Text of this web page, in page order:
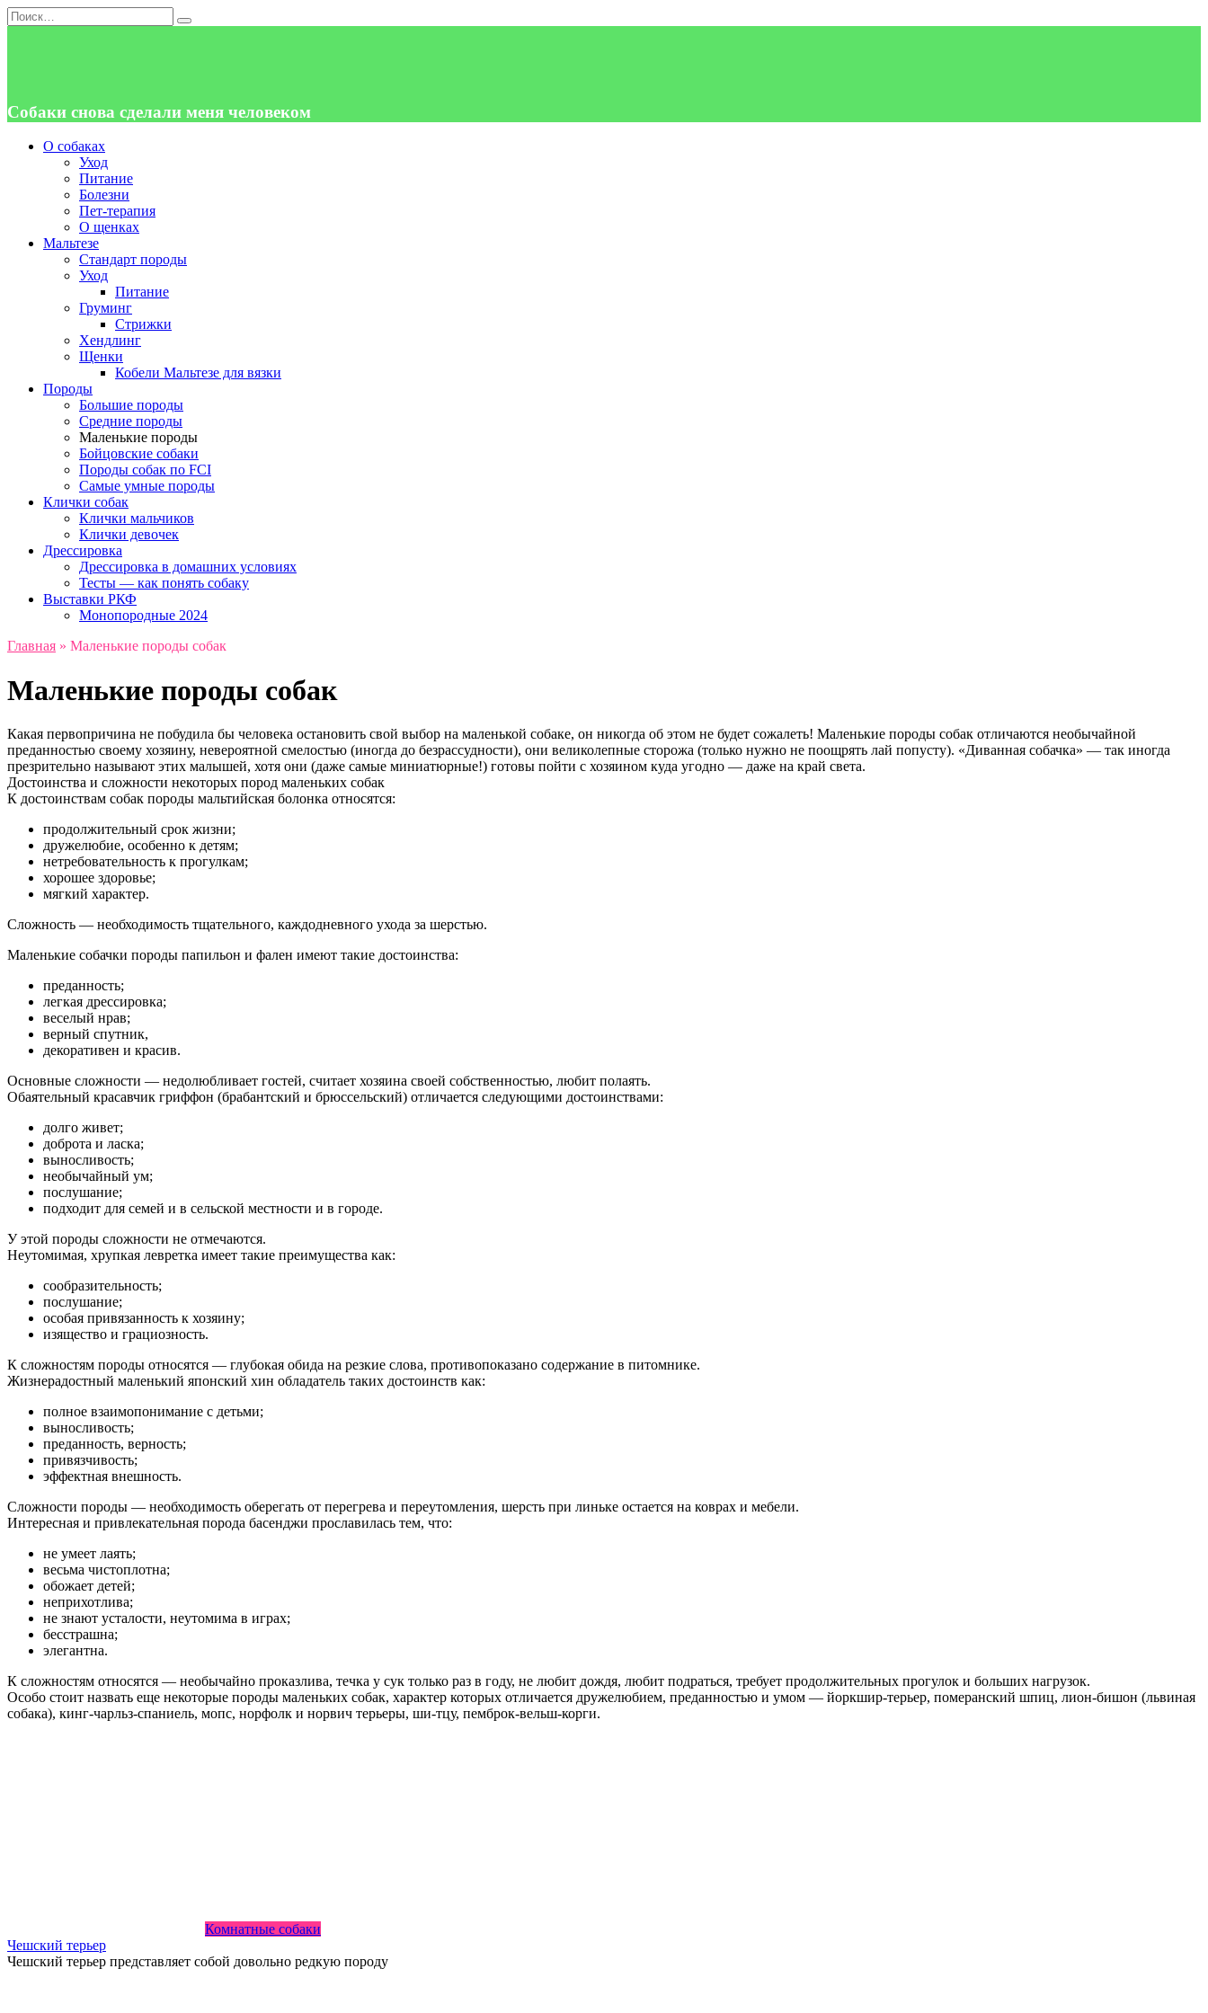
Перейти
к
Search
for:
Собаки снова сделали меня человеком
О собаках
Уход
Питание
Болезни
Пет-терапия
О щенках
Мальтезе
Стандарт породы
Уход
Питание
Груминг
Стрижки
Хендлинг
Щенки
Кобели Мальтезе для вязки
Породы
Большие породы
Средние породы
Маленькие породы
Бойцовские собаки
Породы собак по FCI
Самые умные породы
Клички собак
Клички мальчиков
Клички девочек
Дрессировка
Дрессировка в домашних условиях
Тесты — как понять собаку
Выставки РКФ
Монопородные 2024
Главная » Маленькие породы собак
Маленькие породы собак
Какая первопричина не побудила бы человека остановить свой выбор на маленькой собаке, он никогда об этом не будет сожалеть! Маленькие породы собак отличаются необычайной
преданностью своему хозяину, невероятной смелостью (иногда до безрассудности), они великолепные сторожа (только нужно не поощрять лай попусту). «Диванная собачка» — так иногда
презрительно называют этих малышей, хотя они (даже самые миниатюрные!) готовы пойти с хозяином куда угодно — даже на край света.
Достоинства и сложности некоторых пород маленьких собак
К достоинствам собак породы мальтийская болонка относятся:
продолжительный срок жизни;
дружелюбие, особенно к детям;
нетребовательность к прогулкам;
хорошее здоровье;
мягкий характер.
Сложность — необходимость тщательного, каждодневного ухода за шерстью.
Маленькие собачки породы папильон и фален имеют такие достоинства:
преданность;
легкая дрессировка;
веселый нрав;
верный спутник,
декоративен и красив.
Основные сложности — недолюбливает гостей, считает хозяина своей собственностью, любит полаять.
Обаятельный красавчик гриффон (брабантский и брюссельский) отличается следующими достоинствами:
долго живет;
доброта и ласка;
выносливость;
необычайный ум;
послушание;
подходит для семей и в сельской местности и в городе.
У этой породы сложности не отмечаются.
Неутомимая, хрупкая левретка имеет такие преимущества как:
сообразительность;
послушание;
особая привязанность к хозяину;
изящество и грациозность.
К сложностям породы относятся — глубокая обида на резкие слова, противопоказано содержание в питомнике.
Жизнерадостный маленький японский хин обладатель таких достоинств как:
полное взаимопонимание с детьми;
выносливость;
преданность, верность;
привязчивость;
эффектная внешность.
Сложности породы — необходимость оберегать от перегрева и переутомления, шерсть при линьке остается на коврах и мебели.
Интересная и привлекательная порода басенджи прославилась тем, что:
не умеет лаять;
весьма чистоплотна;
обожает детей;
неприхотлива;
не знают усталости, неутомима в играх;
бесстрашна;
элегантна.
К сложностям относятся — необычайно проказлива, течка у сук только раз в году, не любит дождя, любит подраться, требует продолжительных прогулок и больших нагрузок.
Особо стоит назвать еще некоторые породы маленьких собак, характер которых отличается дружелюбием, преданностью и умом — йоркшир-терьер, померанский шпиц, лион-бишон (львиная
собака), кинг-чарльз-спаниель, мопс, норфолк и норвич терьеры, ши-тцу, пемброк-вельш-корги.
Комнатные собаки
Чешский терьер
Чешский терьер представляет собой довольно редкую породу